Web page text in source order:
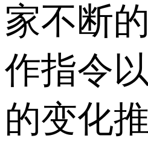
家不断
作指令
的变化